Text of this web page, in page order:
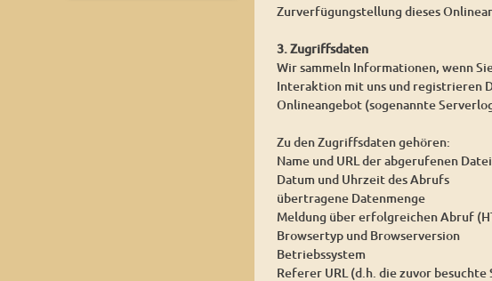
Zurverfügungstellung dieses
3. Zugriffsdaten
Wir sammeln Informationen, wenn
Interaktion mit uns und registrieren
Onlineangebot (sogenannte
Zu den Zugriffsdaten gehören:
Name und URL der abgerufenen Datei
Datum und Uhrzeit des Abrufs
übertragene Datenmenge
Meldung über erfolgreichen Abruf
Browsertyp und Browserversion
Betriebssystem
Referer URL (d.h. die zuvor besuchte